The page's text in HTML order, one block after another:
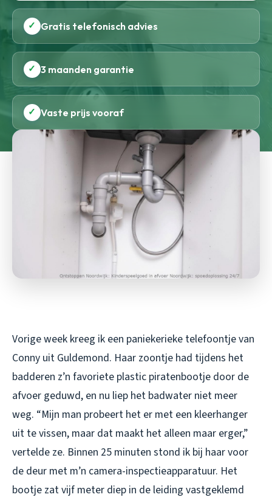
✓ Gratis telefonisch advies
✓ 3 maanden garantie
✓ Vaste prijs vooraf
Vorige week kreeg ik een paniekerieke telefoontje van
Conny uit Guldemond. Haar zoontje had tijdens het
badderen z’n favoriete plastic piratenbootje door de
afvoer geduwd, en nu liep het badwater niet meer
weg. “Mijn man probeert het er met een kleerhanger
uit te vissen, maar dat maakt het alleen maar erger,”
vertelde ze. Binnen 25 minuten stond ik bij haar voor
de deur met m’n camera-inspectieapparatuur. Het
bootje zat vijf meter diep in de leiding vastgeklemd